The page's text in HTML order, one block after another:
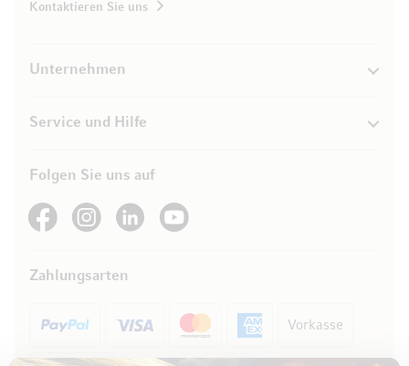
Kontaktieren Sie uns
Unternehmen
Service und Hilfe
Folgen Sie uns auf
See our FacebookSee our Instagram account
See our LinkedInSee our YouTube channel
Zahlungsarten
Vorkasse